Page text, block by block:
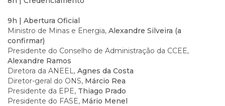
9h | Abertura Oficial
Ministro de Minas e Energia, Alexandre Silveira (a
confirmar)
Presidente do Conselho de Administração da CCEE,
Alexandre Ramos
Diretora da ANEEL, Agnes da Costa
Diretor-geral do ONS, Márcio Rea
Presidente da EPE, Thiago Prado
Presidente do FASE, Mário Menel